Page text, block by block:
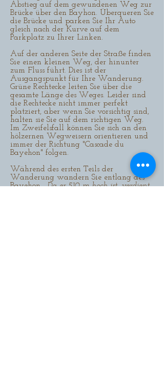
Abstieg auf dem gewundenen Weg zur
Brücke über den Bayhon. Überqueren Sie
die Brücke und parken Sie Ihr Auto
gleich nach der Kurve auf dem
Parkplatz zu Ihrer Linken.
Auf der anderen Seite der Straße finden
Sie einen kleinen Weg, der hinunter
zum Fluss führt. Dies ist der
Ausgangspunkt für Ihre Wanderung.
Grüne Rechtecke leiten Sie über die
gesamte Länge des Weges. Leider sind
die Rechtecke nicht immer perfekt
platziert, aber wenn Sie vorsichtig sind,
halten sie Sie auf dem richtigen Weg.
Im Zweifelsfall können Sie sich an den
hölzernen Wegweisern orientieren und
immer der Richtung "Cascade du
Bayehon" folgen.
Während des ersten Teils der
Wanderung wandern Sie entlang des
Bayehon.Da er 510 m hoch ist, verdient